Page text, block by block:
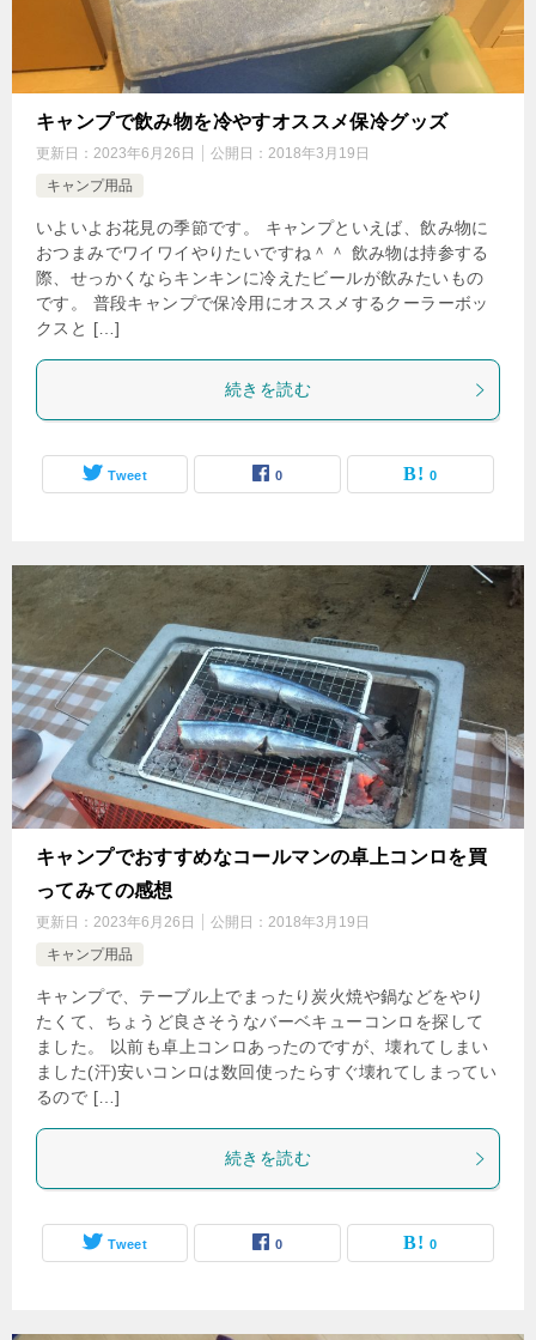
キャンプで飲み物を冷やすオススメ保冷グッズ
更新日： 2023年6月26日 公開日： 2018年3月19日
キャンプ用品
いよいよお花見の季節です。 キャンプといえば、飲み物に
おつまみでワイワイやりたいですね＾＾ 飲み物は持参する
際、せっかくならキンキンに冷えたビールが飲みたいもの
です。 普段キャンプで保冷用にオススメするクーラーボッ
クスと […]
続きを読む
Tweet 0 0
キャンプでおすすめなコールマンの卓上コンロを買
ってみての感想
更新日： 2023年6月26日 公開日： 2018年3月19日
キャンプ用品
キャンプで、テーブル上でまったり炭火焼や鍋などをやり
たくて、ちょうど良さそうなバーベキューコンロを探して
ました。 以前も卓上コンロあったのですが、壊れてしまい
ました(汗)安いコンロは数回使ったらすぐ壊れてしまってい
るので […]
続きを読む
Tweet 0 0